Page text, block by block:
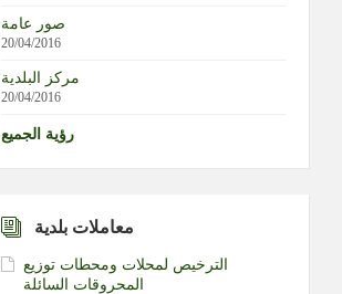
صور عامة
20/04/2016
مركز البلدية
20/04/2016
رؤية الجميع
معاملات بلدية
الترخيص لمحلات ومحطات توزيع
المحروقات السائلة